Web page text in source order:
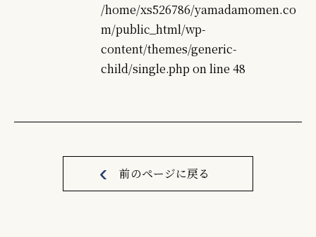
/home/xs526786/yamadamomen.co
m/public_html/wp-
content/themes/generic-
child/single.php on line 48
前のページに戻る